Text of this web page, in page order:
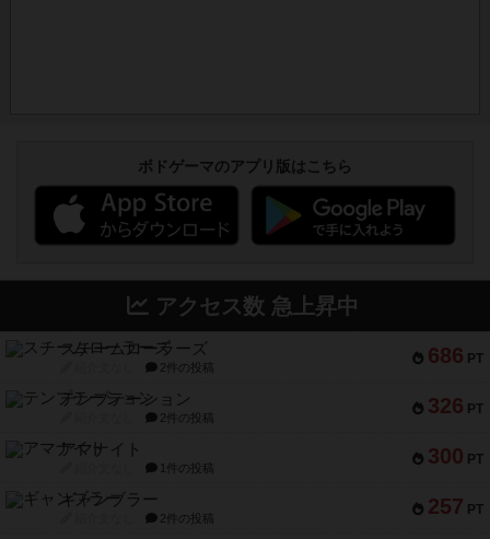
ボドゲーマのアプリ版はこちら
アクセス数 急上昇中
686 PT
スチームローラーズ
2件の投稿
326 PT
テンプテーション
2件の投稿
300 PT
アマナイト
1件の投稿
257 PT
ギャンブラー
2件の投稿